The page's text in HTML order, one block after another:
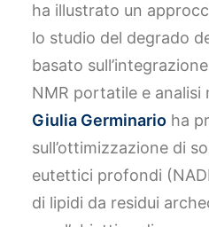
ha illustrato un
lo studio del degrado
basato
NMR portatile e analisi
Giulia Germinario ha
sull’ottimizzazione di
eutettici profondi
di lipidi da residui